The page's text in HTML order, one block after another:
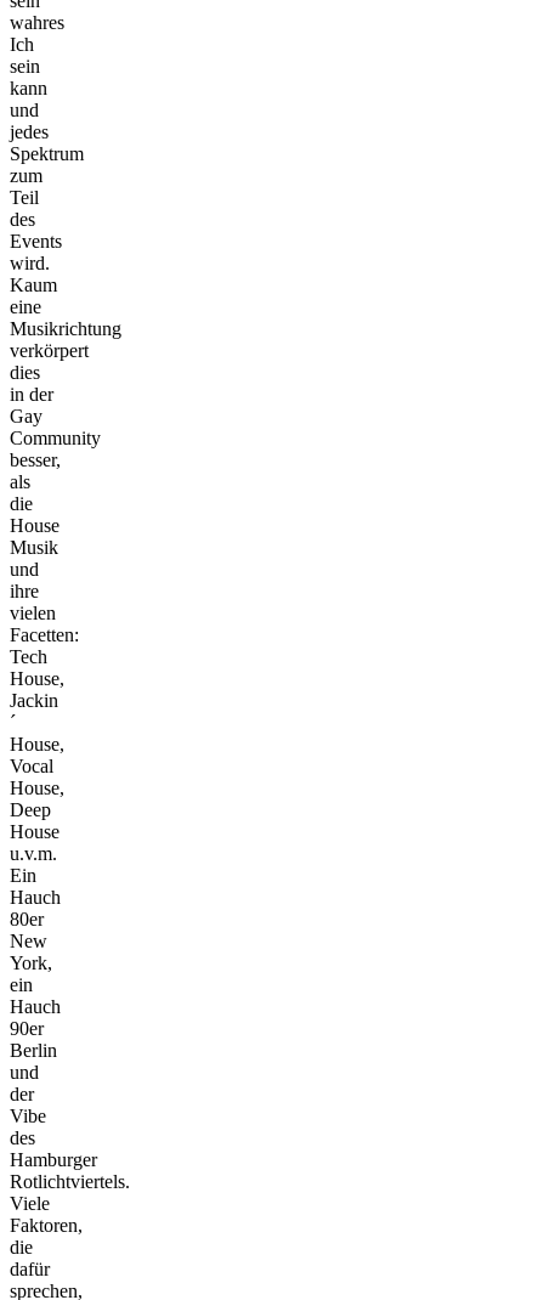
wahres
Ich
sein
kann
und
jedes
Spektrum
zum
Teil
des
Events
wird.
Kaum
eine
Musikrichtung
verkörpert
dies
in der
Gay
Community
besser,
als
die
House
Musik
und
ihre
vielen
Facetten:
Tech
House,
Jackin
´
House,
Vocal
House,
Deep
House
u.v.m.
Ein
Hauch
80er
New
York,
ein
Hauch
90er
Berlin
und
der
Vibe
des
Hamburger
Rotlichtviertels.
Viele
Faktoren,
die
dafür
sprechen,